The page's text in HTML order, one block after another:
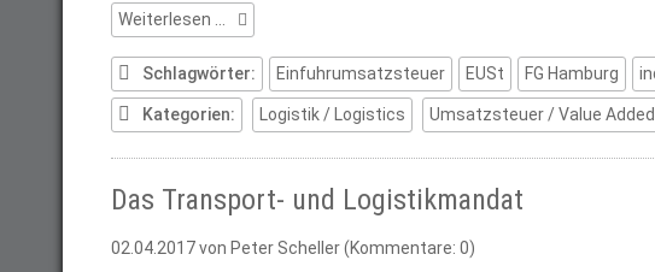
Weiterlesen …
Abzug
der
Einfuhrumsatzsteuer
als
Vorsteuer
Schlagwörter: Einfuhrumsatzsteuer EUSt FG Hamburg
Kategorien: Logistik / Logistics Umsatzsteuer / Value
Das Transport- und Logistikmandat
02.04.2017von Peter Scheller (Kommentare: 0)